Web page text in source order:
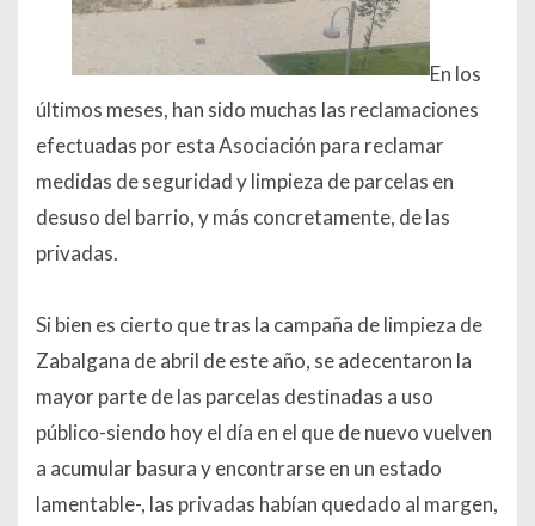
En los
últimos meses, han sido muchas las reclamaciones
efectuadas por esta Asociación para reclamar
medidas de seguridad y limpieza de parcelas en
desuso del barrio, y más concretamente, de las
privadas.
Si bien es cierto que tras la campaña de limpieza de
Zabalgana de abril de este año, se adecentaron la
mayor parte de las parcelas destinadas a uso
público-siendo hoy el día en el que de nuevo vuelven
a acumular basura y encontrarse en un estado
lamentable-, las privadas habían quedado al margen,